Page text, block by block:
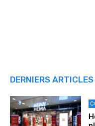
DERNIERS ARTICLES